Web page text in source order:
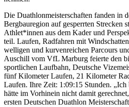
Die Duathlonmeisterschaften fanden in
Bergbauregion auf gesperrten Strecken
Athlet*innen aus dem Kader und
teil. Laufen, Radfahren mit
welligen und kurvenreichen Parcours
Auschill vom VfL Marburg feierte den
sportlichen Laufbahn, Deutsche
fünf Kilometer Laufen, 21 Kilometer
Laufen. Ihre Zeit: 1:09:15 Stunden.
hätte im Vorhinein nicht damit
ersten Deutschen Duathlon